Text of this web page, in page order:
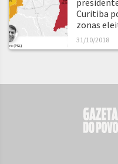
Curitiba
zonas
31/10/2018